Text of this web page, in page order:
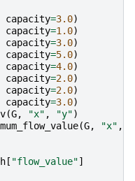
capacity=3.0)
capacity=1.0)
capacity=3.0)
capacity=5.0)
capacity=4.0)
capacity=2.0)
capacity=2.0)
capacity=3.0)
(G, "x" , "y")
(G, "x" ,
[ "flow_value"]